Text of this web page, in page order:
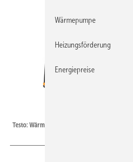
Testo: Wärmebildkamera testo 883.
Wärmepumpe
Heizungsförderung
Energiepreise